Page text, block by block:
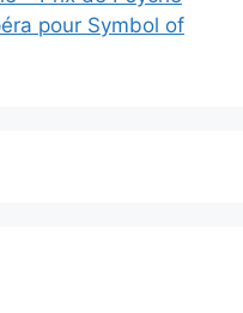
pour Symbol of